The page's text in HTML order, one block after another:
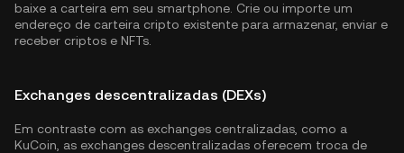
baixe a carteira em seu smartphone. Crie ou importe um
endereço de carteira cripto existente para armazenar, enviar e
receber criptos e NFTs.
Exchanges descentralizadas (DEXs)
Em contraste com as exchanges centralizadas, como a
KuCoin, as exchanges descentralizadas oferecem troca de